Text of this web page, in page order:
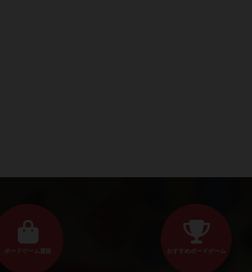
ボードゲーム通販 おすすめボードゲーム